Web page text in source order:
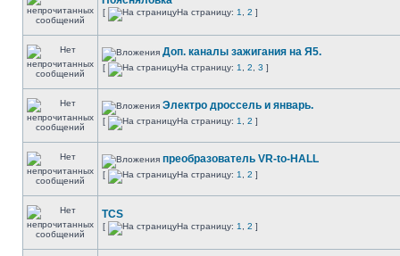
[ На страницу: 1 2 ]
Доп. каналы зажигания на Я5.
[ На страницу: 1 2 3 ]
Электро дроссель и январь.
[ На страницу: 1 2 ]
преобразователь VR-to-HALL
[ На страницу: 1 2 ]
TCS
[ На страницу: 1 2 ]